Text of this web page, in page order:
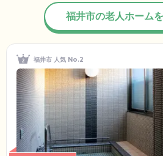
福井市の老人ホーム
福井市 人気 No.2